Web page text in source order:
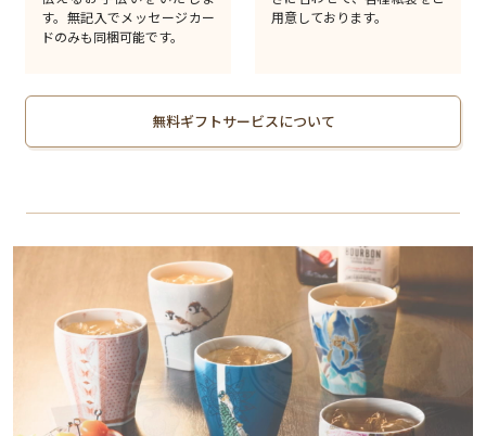
す。無記入でメッセージカー
ドのみも同梱可能です。
用意しております。
無料ギフトサービスについて